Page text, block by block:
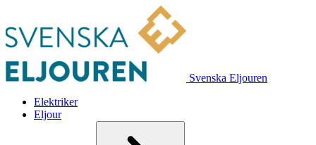
Svenska Eljouren
Elektriker
Eljour